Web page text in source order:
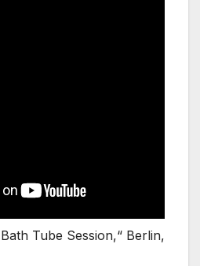
Tube Session,“ Berlin,